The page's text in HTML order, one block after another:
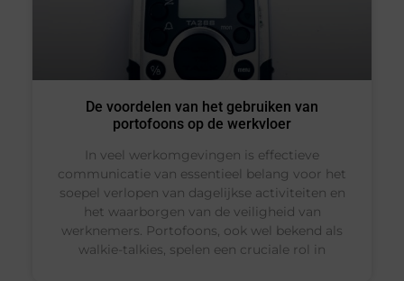
De voordelen van het gebruiken van
portofoons op de werkvloer
In veel werkomgevingen is effectieve
communicatie van essentieel belang voor het
soepel verlopen van dagelijkse activiteiten en
het waarborgen van de veiligheid van
werknemers. Portofoons, ook wel bekend als
walkie-talkies, spelen een cruciale rol in